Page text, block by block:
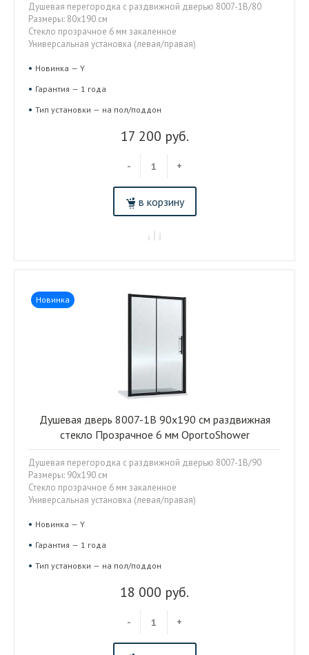
17 200 руб.
- +
в корзину
Душевая перегородка с раздвижной дверью 8007-1B/80
Размеры: 80x190 см
Стекло прозрачное 6 мм закаленное
Универсальная установка (левая/правая)
Новинка — Y
Гарантия — 1 года
Тип установки — на пол/поддон
Новинка
18 000 руб.
- +
Душевая дверь 8007-1B 90x190 см раздвижная
стекло Прозрачное 6 мм OportoShower
Душевая перегородка с раздвижной дверью 8007-1B/90
Размеры: 90x190 см
Стекло прозрачное 6 мм закаленное
Универсальная установка (левая/правая)
Новинка — Y
Гарантия — 1 года
Тип установки — на пол/поддон